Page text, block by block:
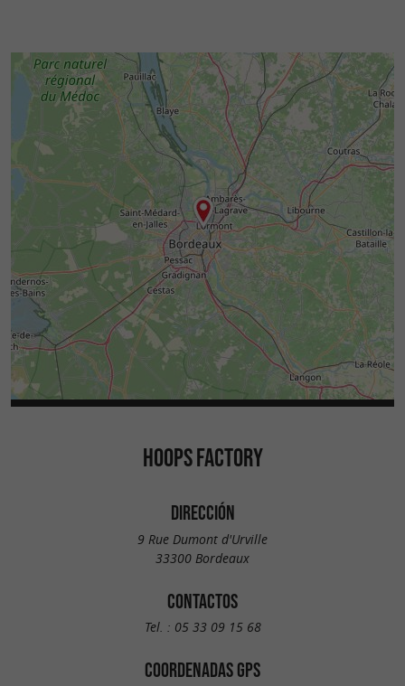
HOOPS FACTORY
DIRECCIÓN
9 Rue Dumont d'Urville
33300 Bordeaux
CONTACTOS
Tel. : 05 33 09 15 68
COORDENADAS GPS